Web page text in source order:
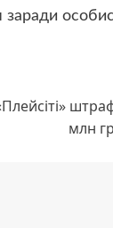
млн